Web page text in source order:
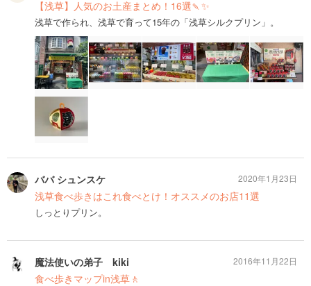
【浅草】人気のお土産まとめ！16選🍡✨
浅草で作られ、浅草で育って15年の「浅草シルクプリン」。
ババ シュンスケ
浅草食べ歩きはこれ食べとけ！オススメのお店11選
しっとりプリン。
2020年1月23日
魔法使いの弟子 kiki
食べ歩きマップin浅草🚶
2016年11月22日